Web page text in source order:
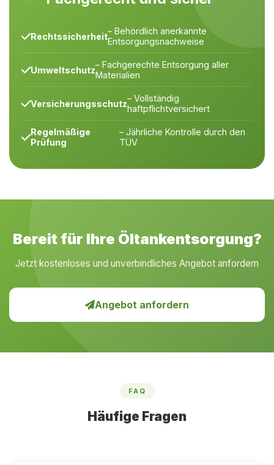
Rechtssicherheit– Behördlich anerkannte
Entsorgungsnachweise
Umweltschutz– Fachgerechte Entsorgung aller
Materialien
Versicherungsschutz– Vollständig
haftpflichtversichert
Regelmäßige
Prüfung
– Jährliche Kontrolle durch den
TÜV
Bereit für Ihre Öltankentsorgung?
Jetzt kostenloses und unverbindliches Angebot anfordern
Angebot anfordern
FAQ
Häufige Fragen